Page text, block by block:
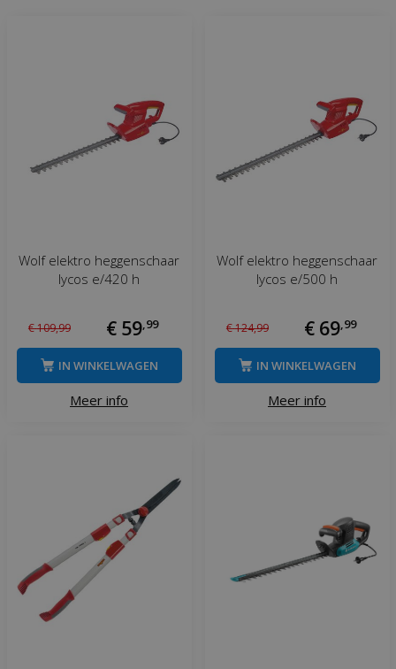
Wolf elektro heggenschaar
lycos e/420 h
€109,99 € 59, 99
Meer info
IN WINKELWAGEN
Wolf elektro heggenschaar
lycos e/500 h
€124,99 € 69, 99
Meer info
IN WINKELWAGEN